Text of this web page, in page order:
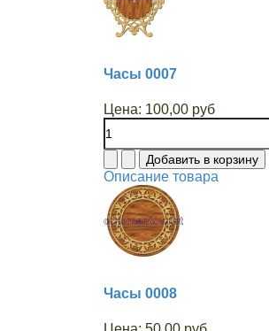
Часы 0007
Цена: 100,00 руб
Описание товара
Часы 0008